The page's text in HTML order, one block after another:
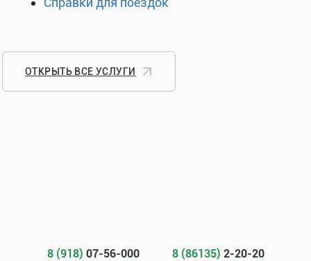
ОТКРЫТЬ ВСЕ УСЛУГИ
8 (918) 07-56-000 8 (86135) 2-20-20